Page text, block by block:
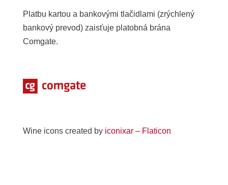
Platbu kartou a bankovými tlačidlami (zrýchlený
bankový prevod) zaisťuje platobná brána
Comgate.
Wine icons created byiconixar – Flaticon